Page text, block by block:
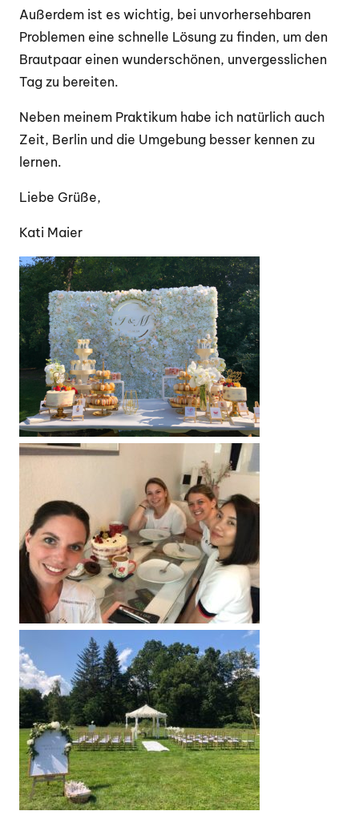
Außerdem ist es wichtig, bei unvorhersehbaren
Problemen eine schnelle Lösung zu finden, um den
Brautpaar einen wunderschönen, unvergesslichen
Tag zu bereiten.
Neben meinem Praktikum habe ich natürlich auch
Zeit, Berlin und die Umgebung besser kennen zu
lernen.
Liebe Grüße,
Kati Maier